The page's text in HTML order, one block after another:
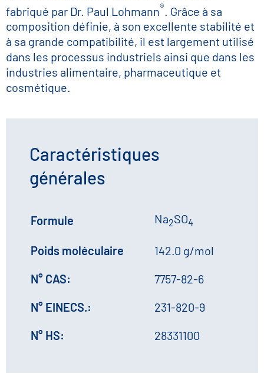
fabriqué par Dr. Paul Lohmann® . Grâce à sa
composition définie, à son excellente stabilité et
à sa grande compatibilité, il est largement utilisé
dans les processus industriels ainsi que dans les
industries alimentaire, pharmaceutique et
cosmétique.
Caractéristiques
générales
Formule Na2SO4
Poids moléculaire
142.0 g/mol
N° CAS:
7757-82-6
N° EINECS.:
231-820-9
N° HS:
28331100